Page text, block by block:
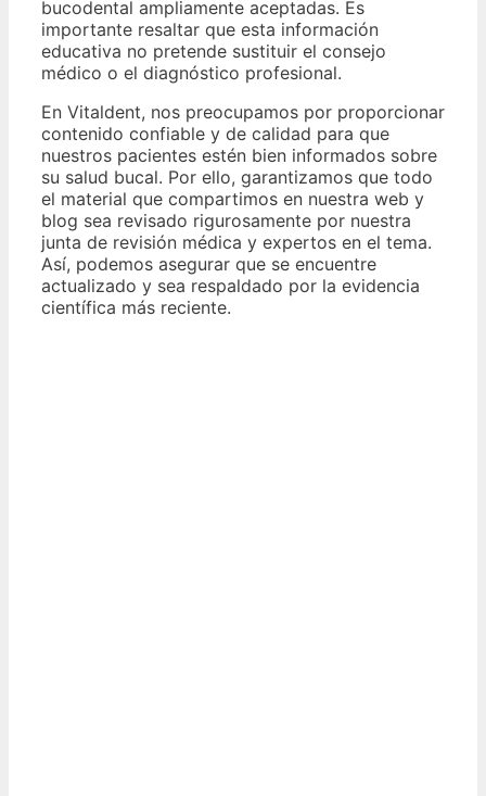
bucodental ampliamente aceptadas. Es
importante resaltar que esta información
educativa no pretende sustituir el consejo
médico o el diagnóstico profesional.
En Vitaldent, nos preocupamos por proporcionar
contenido confiable y de calidad para que
nuestros pacientes estén bien informados sobre
su salud bucal. Por ello, garantizamos que todo
el material que compartimos en nuestra web y
blog sea revisado rigurosamente por nuestra
junta de revisión médica y expertos en el tema.
Así, podemos asegurar que se encuentre
actualizado y sea respaldado por la evidencia
científica más reciente.